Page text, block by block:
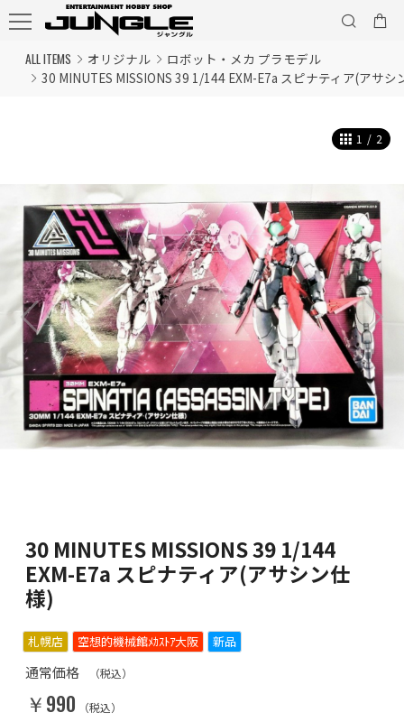
ALL ITEMS オリジナル
ロボット・メカ プラモデル
30 MINUTES MISSIONS 39 1/144 EXM-E7a スピナティア(アサシ
1 / 2
30 MINUTES MISSIONS 39 1/144
EXM-E7a スピナティア(アサシン仕
様)
札幌店 空想的機械館ﾒｶｽﾄｱ大阪 新品
通常価格 （税込）
￥990 （税込）